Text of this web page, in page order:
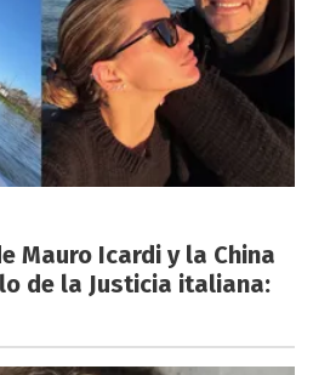
Mauro Icardi y la China
de la Justicia italiana: